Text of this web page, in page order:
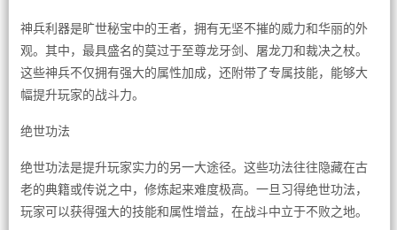
神兵利器是旷世秘宝中的王者，拥有无坚不摧的威力和华丽的外
观。其中，最具盛名的莫过于至尊龙牙剑、屠龙刀和裁决之杖。
这些神兵不仅拥有强大的属性加成，还附带了专属技能，能够大
幅提升玩家的战斗力。
绝世功法
绝世功法是提升玩家实力的另一大途径。这些功法往往隐藏在古
老的典籍或传说之中，修炼起来难度极高。一旦习得绝世功法，
玩家可以获得强大的技能和属性增益，在战斗中立于不败之地。